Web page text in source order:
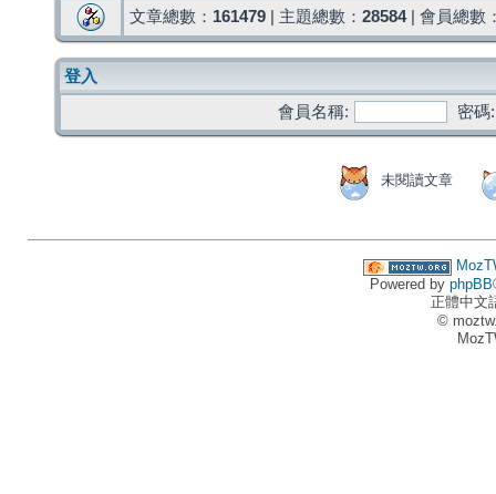
文章總數： 161479 | 主題總數： 28584| 會員總數
登入
會員名稱:
密碼:
未閱讀文章
Powered by phpBB
正體中文
©